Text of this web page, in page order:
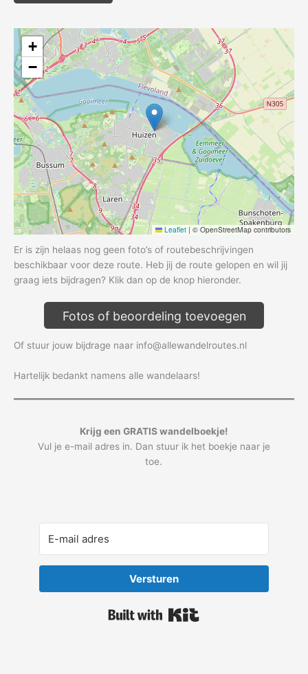
+
−
Leaflet | © OpenStreetMap contributors
Er is zijn helaas nog geen foto’s of routebeschrijvingen
beschikbaar voor deze route. Heb jij de route gelopen en wil jij
graag iets bijdragen? Klik dan op de knop hieronder.
Fotos of beoordeling toevoegen
Of stuur jouw bijdrage naar info@allewandelroutes.nl
Hartelijk bedankt namens alle wandelaars!
Krijg een GRATIS wandelboekje!
Vul je e-mail adres in. Dan stuur ik het boekje naar je
toe.
Versturen